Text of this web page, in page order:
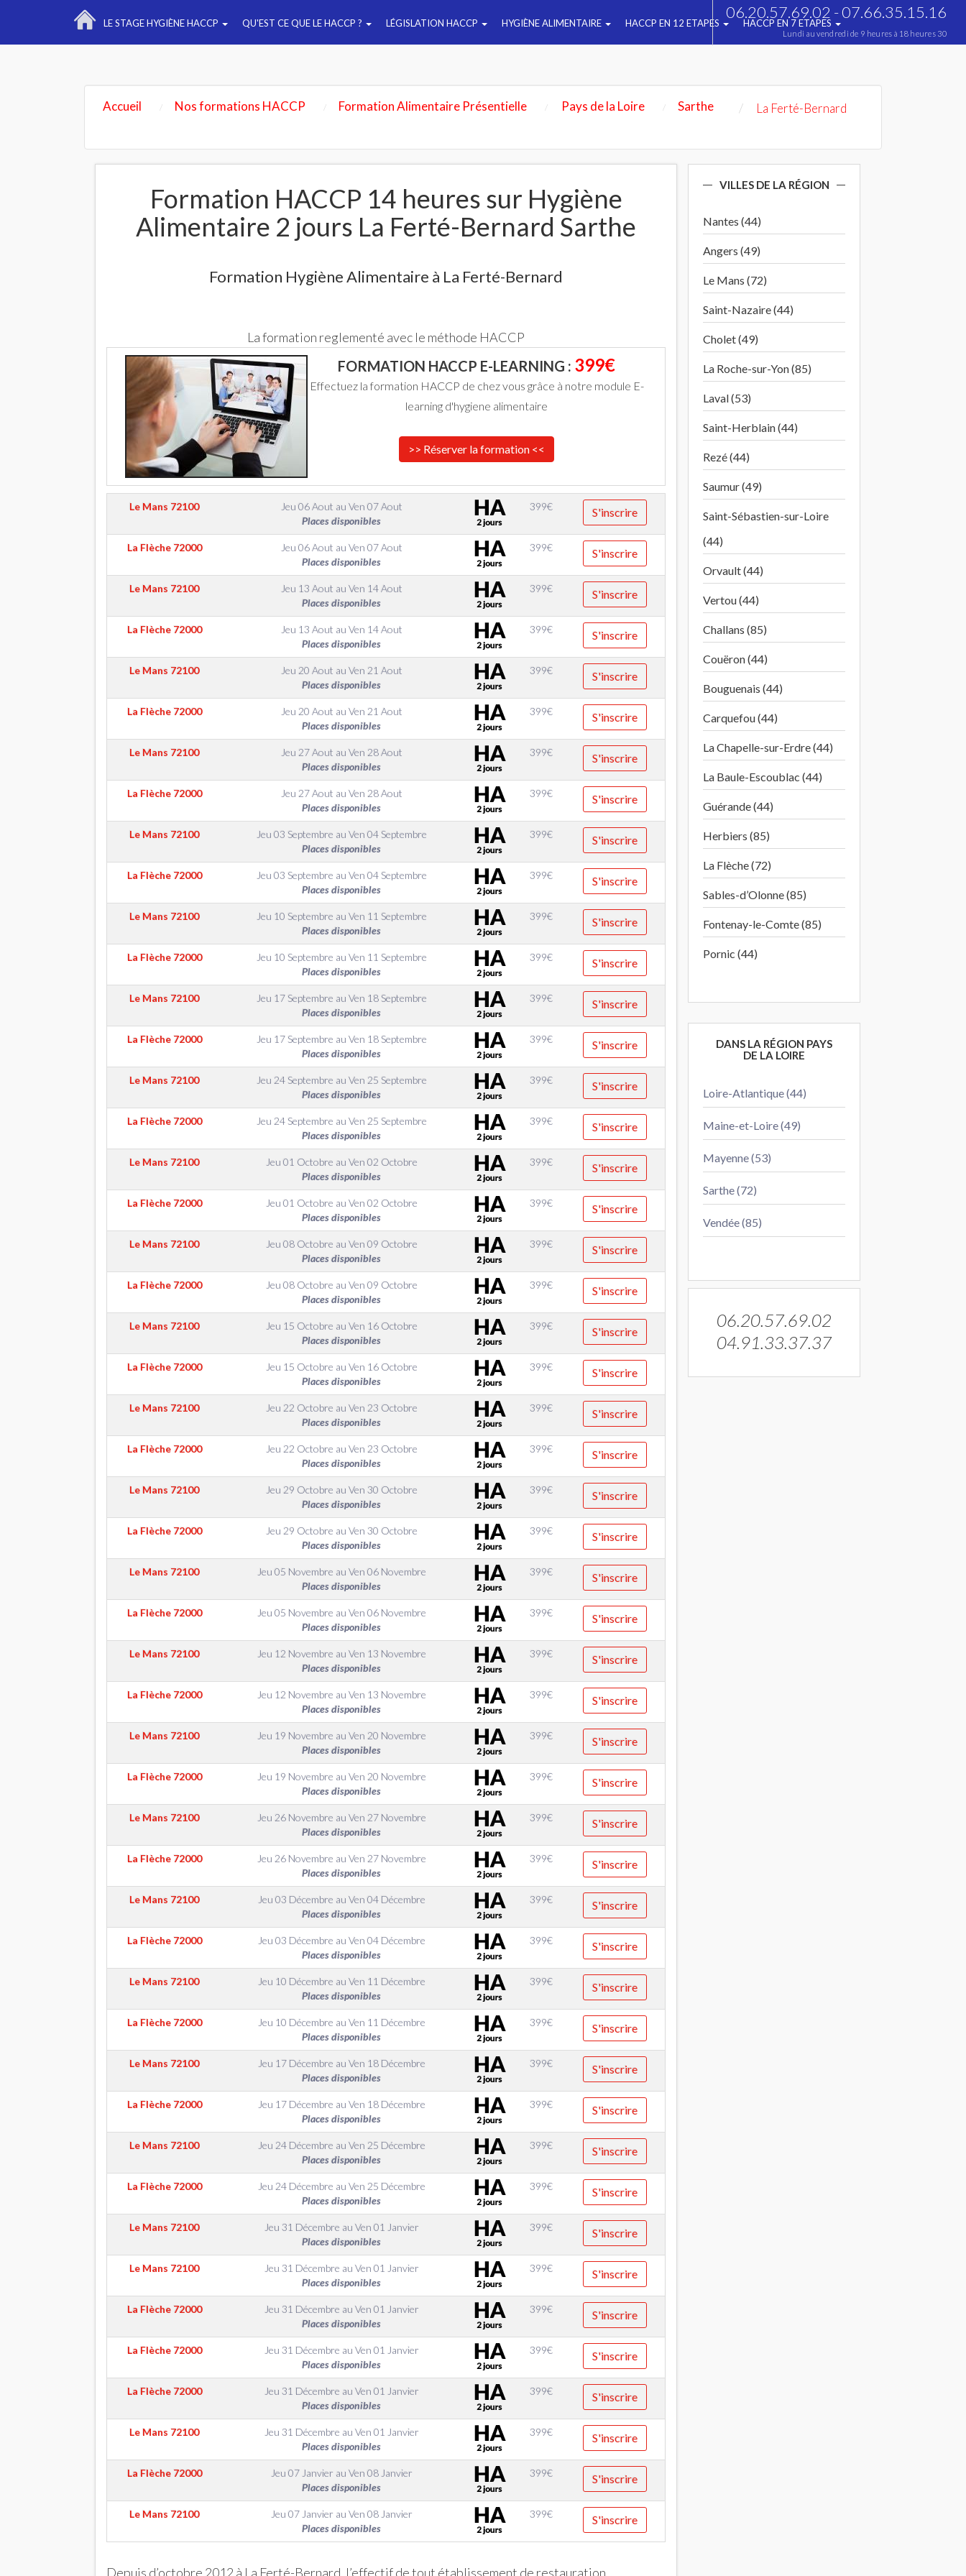
LE STAGE HYGIÈNE HACCP QU'EST CE QUE LE HACCP ? LÉGISLATION HACCP HYGIÈNE ALIMENTAIRE HACCP EN 12 ETAPES HACCP EN 7 ETAPES
06.20.57.69.02 - 07.66.35.15.16
Lundi au vendredi de 9 heures à 18 heures 30
Accueil Nos formations HACCP Formation Alimentaire Présentielle Pays de la Loire Sarthe La Ferté-Bernard
Formation HACCP 14 heures sur Hygiène
Alimentaire 2 jours La Ferté-Bernard Sarthe
Formation Hygiène Alimentaire à La Ferté-Bernard
La formation reglementé avec le méthode HACCP
FORMATION HACCP E-LEARNING : 399€
Effectuez la formation HACCP de chez vous grâce à notre module E-
learning d'hygiene alimentaire
>> Réserver la formation <<
Le Mans 72100 Jeu 06 Aout au Ven 07 Aout
Places disponibles
399€ S'inscrire
La Flèche 72000 Jeu 06 Aout au Ven 07 Aout
Places disponibles
399€ S'inscrire
Le Mans 72100 Jeu 13 Aout au Ven 14 Aout
Places disponibles
399€ S'inscrire
La Flèche 72000 Jeu 13 Aout au Ven 14 Aout
Places disponibles
399€ S'inscrire
Le Mans 72100 Jeu 20 Aout au Ven 21 Aout
Places disponibles
399€ S'inscrire
La Flèche 72000 Jeu 20 Aout au Ven 21 Aout
Places disponibles
399€ S'inscrire
Le Mans 72100 Jeu 27 Aout au Ven 28 Aout
Places disponibles
399€ S'inscrire
La Flèche 72000 Jeu 27 Aout au Ven 28 Aout
Places disponibles
399€ S'inscrire
Le Mans 72100 Jeu 03 Septembre au Ven 04 Septembre
Places disponibles
399€ S'inscrire
La Flèche 72000 Jeu 03 Septembre au Ven 04 Septembre
Places disponibles
399€ S'inscrire
Le Mans 72100 Jeu 10 Septembre au Ven 11 Septembre
Places disponibles
399€ S'inscrire
La Flèche 72000 Jeu 10 Septembre au Ven 11 Septembre
Places disponibles
399€ S'inscrire
Le Mans 72100 Jeu 17 Septembre au Ven 18 Septembre
Places disponibles
399€ S'inscrire
La Flèche 72000 Jeu 17 Septembre au Ven 18 Septembre
Places disponibles
399€ S'inscrire
Le Mans 72100 Jeu 24 Septembre au Ven 25 Septembre
Places disponibles
399€ S'inscrire
La Flèche 72000 Jeu 24 Septembre au Ven 25 Septembre
Places disponibles
399€ S'inscrire
Le Mans 72100 Jeu 01 Octobre au Ven 02 Octobre
Places disponibles
399€ S'inscrire
La Flèche 72000 Jeu 01 Octobre au Ven 02 Octobre
Places disponibles
399€ S'inscrire
Le Mans 72100 Jeu 08 Octobre au Ven 09 Octobre
Places disponibles
399€ S'inscrire
La Flèche 72000 Jeu 08 Octobre au Ven 09 Octobre
Places disponibles
399€ S'inscrire
Le Mans 72100 Jeu 15 Octobre au Ven 16 Octobre
Places disponibles
399€ S'inscrire
La Flèche 72000 Jeu 15 Octobre au Ven 16 Octobre
Places disponibles
399€ S'inscrire
Le Mans 72100 Jeu 22 Octobre au Ven 23 Octobre
Places disponibles
399€ S'inscrire
La Flèche 72000 Jeu 22 Octobre au Ven 23 Octobre
Places disponibles
399€ S'inscrire
Le Mans 72100 Jeu 29 Octobre au Ven 30 Octobre
Places disponibles
399€ S'inscrire
La Flèche 72000 Jeu 29 Octobre au Ven 30 Octobre
Places disponibles
399€ S'inscrire
Le Mans 72100 Jeu 05 Novembre au Ven 06 Novembre
Places disponibles
399€ S'inscrire
La Flèche 72000 Jeu 05 Novembre au Ven 06 Novembre
Places disponibles
399€ S'inscrire
Le Mans 72100 Jeu 12 Novembre au Ven 13 Novembre
Places disponibles
399€ S'inscrire
La Flèche 72000 Jeu 12 Novembre au Ven 13 Novembre
Places disponibles
399€ S'inscrire
Le Mans 72100 Jeu 19 Novembre au Ven 20 Novembre
Places disponibles
399€ S'inscrire
La Flèche 72000 Jeu 19 Novembre au Ven 20 Novembre
Places disponibles
399€ S'inscrire
Le Mans 72100 Jeu 26 Novembre au Ven 27 Novembre
Places disponibles
399€ S'inscrire
La Flèche 72000 Jeu 26 Novembre au Ven 27 Novembre
Places disponibles
399€ S'inscrire
Le Mans 72100 Jeu 03 Décembre au Ven 04 Décembre
Places disponibles
399€ S'inscrire
La Flèche 72000 Jeu 03 Décembre au Ven 04 Décembre
Places disponibles
399€ S'inscrire
Le Mans 72100 Jeu 10 Décembre au Ven 11 Décembre
Places disponibles
399€ S'inscrire
La Flèche 72000 Jeu 10 Décembre au Ven 11 Décembre
Places disponibles
399€ S'inscrire
Le Mans 72100 Jeu 17 Décembre au Ven 18 Décembre
Places disponibles
399€ S'inscrire
La Flèche 72000 Jeu 17 Décembre au Ven 18 Décembre
Places disponibles
399€ S'inscrire
Le Mans 72100 Jeu 24 Décembre au Ven 25 Décembre
Places disponibles
399€ S'inscrire
La Flèche 72000 Jeu 24 Décembre au Ven 25 Décembre
Places disponibles
399€ S'inscrire
Le Mans 72100 Jeu 31 Décembre au Ven 01 Janvier
Places disponibles
399€ S'inscrire
Le Mans 72100 Jeu 31 Décembre au Ven 01 Janvier
Places disponibles
399€ S'inscrire
La Flèche 72000 Jeu 31 Décembre au Ven 01 Janvier
Places disponibles
399€ S'inscrire
La Flèche 72000 Jeu 31 Décembre au Ven 01 Janvier
Places disponibles
399€ S'inscrire
La Flèche 72000 Jeu 31 Décembre au Ven 01 Janvier
Places disponibles
399€ S'inscrire
Le Mans 72100 Jeu 31 Décembre au Ven 01 Janvier
Places disponibles
399€ S'inscrire
La Flèche 72000 Jeu 07 Janvier au Ven 08 Janvier
Places disponibles
399€ S'inscrire
Le Mans 72100 Jeu 07 Janvier au Ven 08 Janvier
Places disponibles
399€ S'inscrire
Depuis d’octobre 2012 à La Ferté-Bernard, l’effectif de tout établissement de restauration
VILLES DE LA RÉGION
Nantes (44)
Angers (49)
Le Mans (72)
Saint-Nazaire (44)
Cholet (49)
La Roche-sur-Yon (85)
Laval (53)
Saint-Herblain (44)
Rezé (44)
Saumur (49)
Saint-Sébastien-sur-Loire
(44)
Orvault (44)
Vertou (44)
Challans (85)
Couëron (44)
Bouguenais (44)
Carquefou (44)
La Chapelle-sur-Erdre (44)
La Baule-Escoublac (44)
Guérande (44)
Herbiers (85)
La Flèche (72)
Sables-d’Olonne (85)
Fontenay-le-Comte (85)
Pornic (44)
DANS LA RÉGION PAYS
DE LA LOIRE
Loire-Atlantique (44)
Maine-et-Loire (49)
Mayenne (53)
Sarthe (72)
Vendée (85)
06.20.57.69.02
04.91.33.37.37